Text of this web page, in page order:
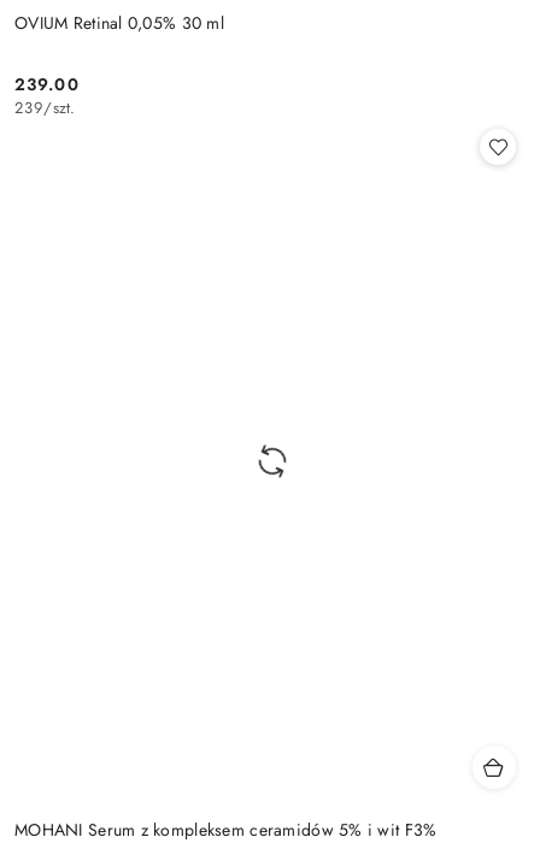
OVIUM Retinal 0,05% 30 ml
Cena:
239.00
239/szt.
MOHANI Serum z kompleksem ceramidów 5% i wit F3%